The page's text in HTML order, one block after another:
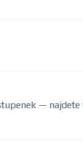
— najdete